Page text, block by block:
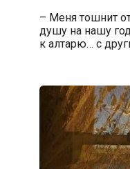
– Меня тошнит
душу на нашу
к алтарю… с